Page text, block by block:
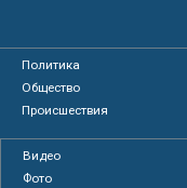
Политика
Общество
Происшествия
Видео
Фото